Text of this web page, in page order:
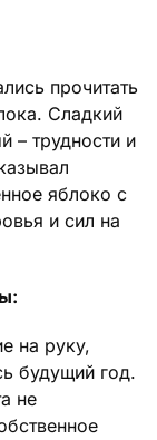
прочитать
Сладкий
– трудности и
яблоко с
и сил на
на руку,
будущий год.
не